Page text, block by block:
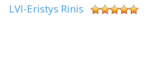
LVI-Eristys Rinis